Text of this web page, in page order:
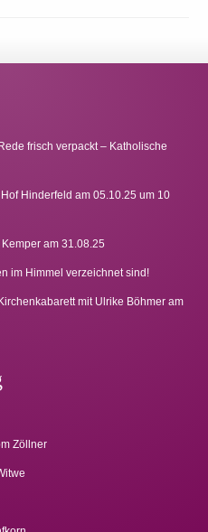
frisch verpackt – Katholische
Hinderfeld am 05.10.25 um 10
am 31.08.25
im Himmel verzeichnet sind!
mit Ulrike Böhmer am
Zöllner